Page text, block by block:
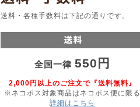
送料・各種手数料は下記の通りです。
全国一律 550円
2,000円以上のご注文で『送料無料』
※ネコポス対象商品はネコポス便に限る
詳細はこちら